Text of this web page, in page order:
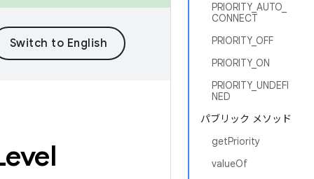
PRIORITY_AUTO_
CONNECT
PRIORITY_OFF
PRIORITY_ON
PRIORITY_UNDEFI
NED
パブリック メソッド
getPriority
valueOf